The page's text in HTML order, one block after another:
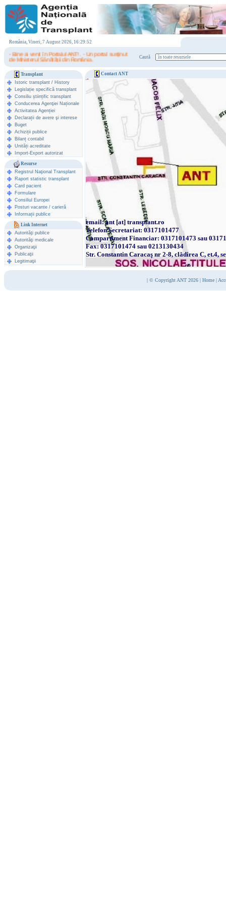
România, Vineri, 7 August 2026, 16:29:52
- Bine ai venit în Portalul ANT! . - Un portal susţinut
de Ministerul Sănătăţii din România.
Caută
Transplant
Istoric transplant / History
Legislație specifică transplant
Consiliu științific transplant
Conducerea Agenţiei Naționale
Activitatea Agenției
Declarații de avere şi interese
Buget
Achiziții publice
Bilanț contabil
Unități acreditate
Import-Export autorizat
Resurse
Registrul Naţional Transplant
Raport statistic transplant
Card pacient
Formulare
Consiliul Europei
Posturi vacante / carieră
Informații publice
Link Internet
Autorităţi publice
Autorităţi medicale
Organizaţii
Publicaţii
Legitimaţii
Contact ANT
email: ant [at] transplant.ro
Telefon Secretariat: 0317101477
Compartiment Financiar: 0317101473 sau
Fax: 0317101474 sau 0213130434
Str. Constantin Caracaş nr 2-8, clădirea C, et.4,
| © Copyright ANT 2026 | Home |